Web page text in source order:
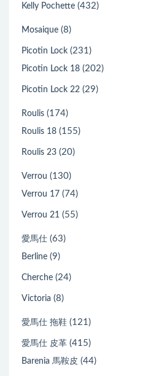
Kelly Pochette (432)
Mosaique (8)
Picotin Lock (231)
Picotin Lock 18 (202)
Picotin Lock 22 (29)
Roulis (174)
Roulis 18 (155)
Roulis 23 (20)
Verrou (130)
Verrou 17 (74)
Verrou 21 (55)
愛馬仕 (63)
Berline (9)
Cherche (24)
Victoria (8)
愛馬仕 拖鞋 (121)
愛馬仕 皮革 (415)
Barenia 馬鞍皮 (44)